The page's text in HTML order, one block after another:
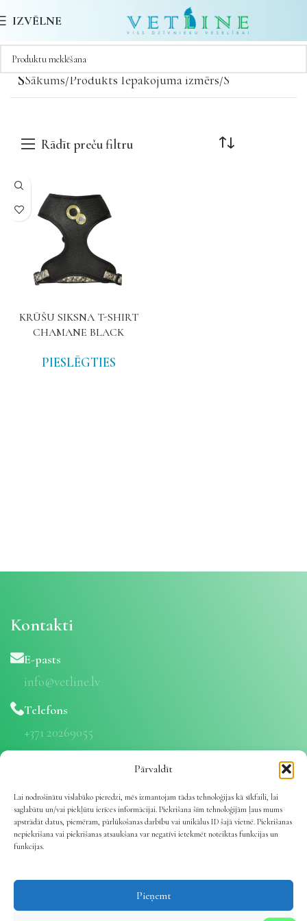
Pārvaldīt
Lai nodrošinātu vislabāko pieredzi, mēs izmantojam tādas tehnoloģijas kā sīkfaili, lai
saglabātu un/vai piekļūtu ierīces informācijai. Piekrišana šīm tehnoloģijām ļaus mums
apstrādāt datus, piemēram, pārlūkošanas darbību vai unikālus ID šajā vietnē. Piekrišanas
nepiekrišana vai piekrišanas atsaukšana var negatīvi ietekmēt noteiktas funkcijas un
funkcijas.
Pieņemt
IZVĒLNE
SSākums Produkts Iepakojuma izmērs S
Rādīt preču filtru
KRŪŠU SIKSNA T-SHIRT
CHAMANE BLACK
PIESLĒGTIES
Kontakti
E-pasts
info@vetline.lv
Telefons
+371 20269055
Privātuma politika
Lietošanas noteikumi
Piegāde
Par mums